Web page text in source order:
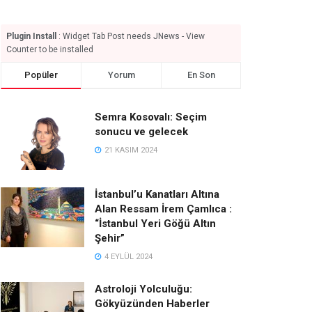
Plugin Install
: Widget Tab Post needs JNews - View
Counter to be installed
Popüler Yorum En Son
Semra Kosovalı: Seçim
sonucu ve gelecek
21 KASIM 2024
İstanbul’u Kanatları Altına
Alan Ressam İrem Çamlıca :
“İstanbul Yeri Göğü Altın
Şehir”
4 EYLÜL 2024
Astroloji Yolculuğu:
Gökyüzünden Haberler